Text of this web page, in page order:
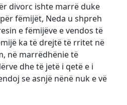
divorc ishte marrë duke
fëmijët, Neda u shpreh
e fëmijëve e vendos të
ka të drejtë të rritet në
në marrëdhënie të
dhe të jetë i qetë e i
se asnjë nënë nuk e vë